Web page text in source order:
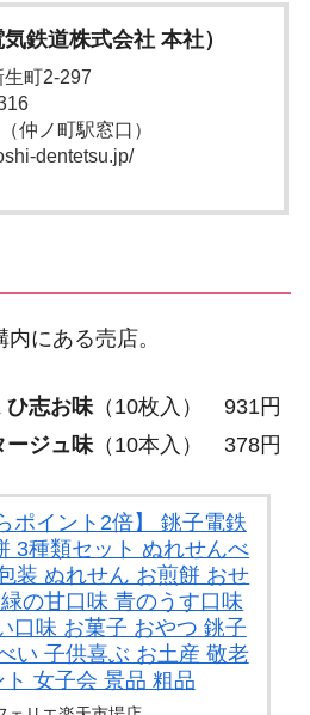
気鉄道株式会社 本社）
町2-297
仲ノ町駅窓口）
dentetsu.jp/
にある売店。
ひ志お味 （10枚入） 931円
ージュ味 （10本入） 378円
ポイント2倍】 銚子電鉄
3種類セット ぬれせんべ
装 ぬれせん お煎餅 おせ
の甘口味 青のうす口味
口味 お菓子 おやつ 銚子
い 子供喜ぶ お土産 敬老
女子会 景品 粗品